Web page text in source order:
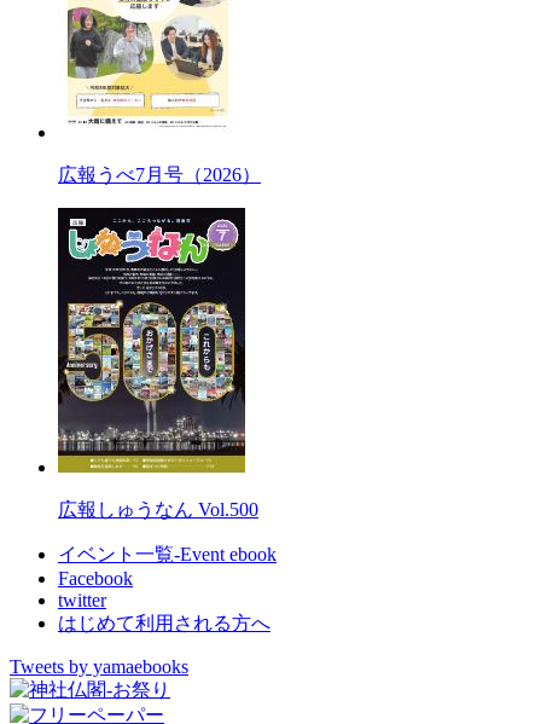
広報うべ7月号（2026）
広報しゅうなん Vol.500
イベント一覧-Event ebook
Facebook
twitter
はじめて利用される方へ
Tweets by yamaebooks